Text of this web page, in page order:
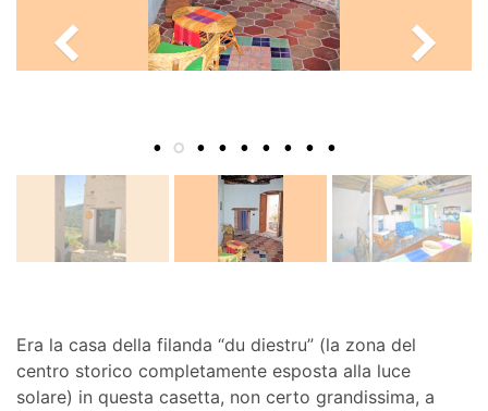
Era la casa della filanda “du diestru” (la zona del
centro storico completamente esposta alla luce
solare) in questa casetta, non certo grandissima, a